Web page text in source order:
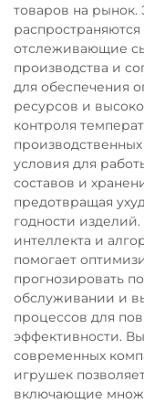
товаров на рынок.
отслеживающие
производства и
для обеспечения
ресурсов и
контроля
условия для
составов и
предотвращая
годности
интеллекта и
помогает
прогнозировать
обслуживании и
процессов для
эффективности.
современных
игрушек
включающие